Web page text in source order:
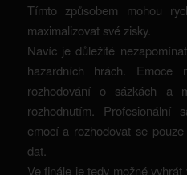
Tímto způsobem mohou
maximalizovat své zisky.
Navíc je důležité
hazardních hrách.
rozhodování o sázkách a
rozhodnutím.
emocí a rozhodovat se
dat.
Ve finále je tedy možné